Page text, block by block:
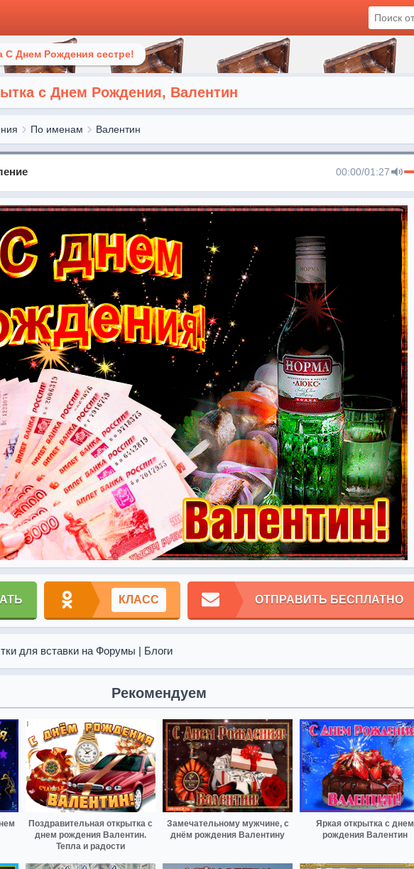
С Днем Рождения сестре!
с Днем Рождения, Валентин
По именам Валентин
00:00/01:27
КЛАСС ОТПРАВИТЬ БЕСПЛАТНО
для вставки на Форумы | Блоги
Рекомендуем
Поздравительная открытка с
днем рождения Валентин.
Тепла и радости
Замечательному мужчине, с
днём рождения Валентину
Яркая открытка с днем
рождения Валентин